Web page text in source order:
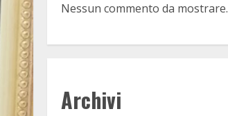
Nessun commento da mostrare.
Archivi